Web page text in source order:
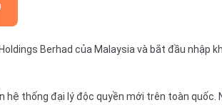
Berhad của Malaysia và bắt đầu nhập
thống đại lý độc quyền mới trên toàn quốc.